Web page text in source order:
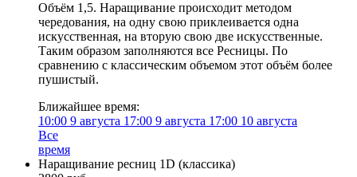
Объём 1,5. Наращивание происходит методом
чередования, на одну свою приклеивается одна
искусственная, на вторую свою две искусственные.
Таким образом заполняются все Ресницы. По
сравнению с классическим объемом этот объём более
пушистый.
Ближайшее время:
10:00 9 августа 17:00 9 августа 17:00 10 августа
Все
время
Наращивание ресниц 1D (классика)